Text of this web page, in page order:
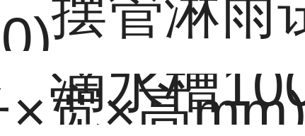
滴水槽
×宽×高